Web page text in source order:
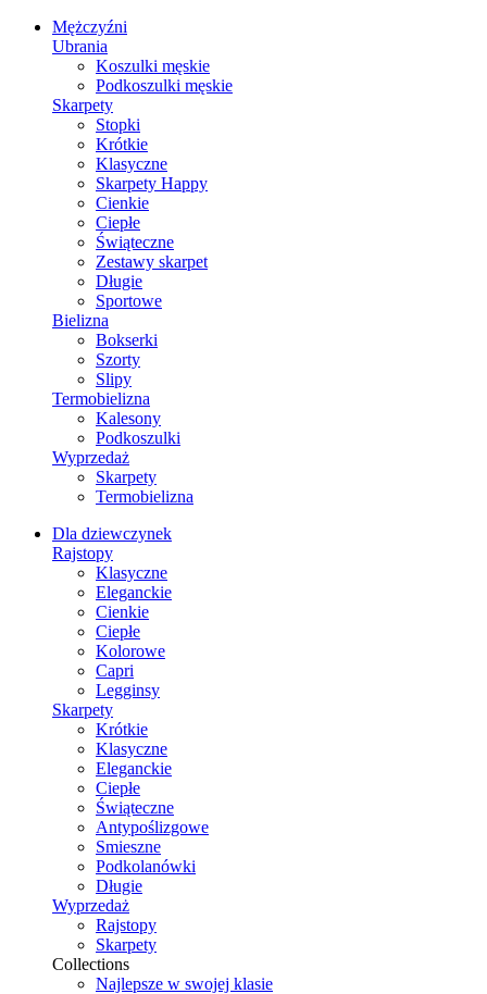
Mężczyźni
Ubrania
Koszulki męskie
Podkoszulki męskie
Skarpety
Stopki
Krótkie
Klasyczne
Skarpety Happy
Cienkie
Ciepłe
Świąteczne
Zestawy skarpet
Długie
Sportowe
Bielizna
Bokserki
Szorty
Slipy
Termobielizna
Kalesony
Podkoszulki
Wyprzedaż
Skarpety
Termobielizna
Dla dziewczynek
Rajstopy
Klasyczne
Eleganckie
Cienkie
Ciepłe
Kolorowe
Capri
Legginsy
Skarpety
Krótkie
Klasyczne
Eleganckie
Ciepłe
Świąteczne
Antypoślizgowe
Smieszne
Podkolanówki
Długie
Wyprzedaż
Rajstopy
Skarpety
Collections
Najlepsze w swojej klasie